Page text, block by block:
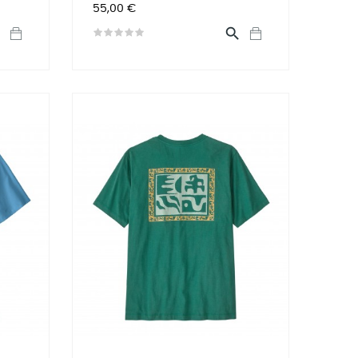
Preis
55,00 €
